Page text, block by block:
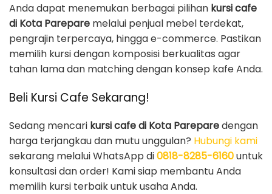
Anda dapat menemukan berbagai pilihan kursi cafe
di Kota Parepare melalui penjual mebel terdekat,
pengrajin terpercaya, hingga e-commerce. Pastikan
memilih kursi dengan komposisi berkualitas agar
tahan lama dan matching dengan konsep kafe Anda.
Beli Kursi Cafe Sekarang!
Sedang mencari kursi cafe di Kota Pareparedengan
harga terjangkau dan mutu unggulan? Hubungi kami
sekarang melalui WhatsApp di0818-8285-6160untuk
konsultasi dan order! Kami siap membantu Anda
memilih kursi terbaik untuk usaha Anda.